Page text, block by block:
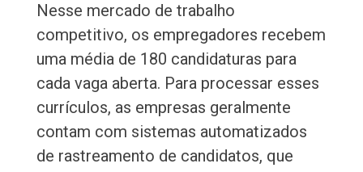
Nesse mercado de trabalho
competitivo, os empregadores recebem
uma média de 180 candidaturas para
cada vaga aberta. Para processar esses
currículos, as empresas geralmente
contam com sistemas automatizados
de rastreamento de candidatos, que